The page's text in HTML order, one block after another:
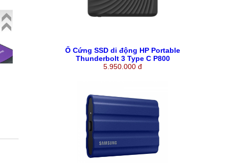
Ổ Cứng SSD di động HP Portable
Thunderbolt 3 Type C P800
512GB
5.950.000 đ